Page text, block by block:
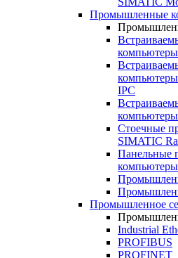
Промышленные
IPC
Стоечные
SIMATIC
Панельные
Промышленное
Industrial
PROFIBUS
PROFINET